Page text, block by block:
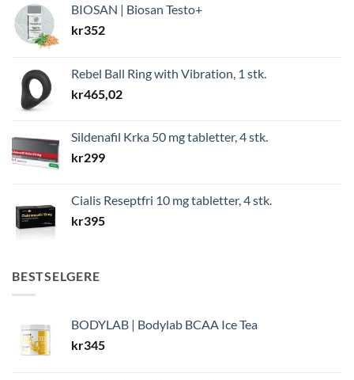
BIOSAN | Biosan Testo+
kr352
Rebel Ball Ring with Vibration, 1 stk.
kr465,02
Sildenafil Krka 50 mg tabletter, 4 stk.
kr299
Cialis Reseptfri 10 mg tabletter, 4 stk.
kr395
BESTSELGERE
BODYLAB | Bodylab BCAA Ice Tea
kr345